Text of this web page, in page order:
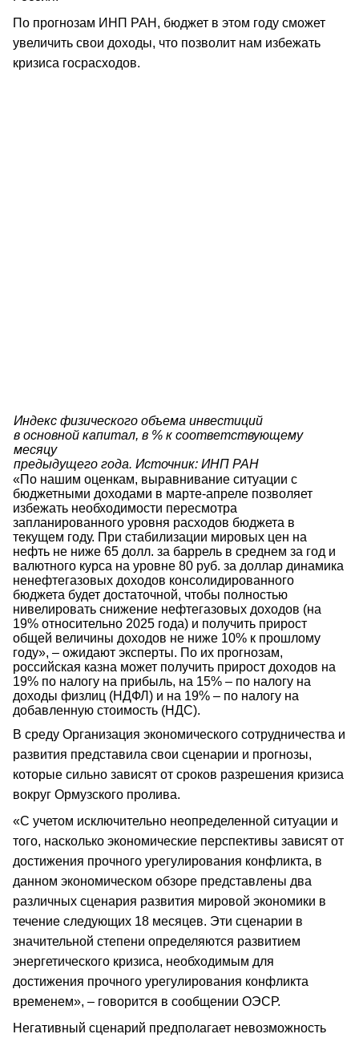
По прогнозам ИНП РАН, бюджет в этом году сможет
увеличить свои доходы, что позволит нам избежать
кризиса госрасходов.
Индекс физического объема инвестиций
в основной капитал, в % к соответствующему
месяцу
предыдущего года. Источник: ИНП РАН
«По нашим оценкам, выравнивание ситуации с
бюджетными доходами в марте-апреле позволяет
избежать необходимости пересмотра
запланированного уровня расходов бюджета в
текущем году. При стабилизации мировых цен на
нефть не ниже 65 долл. за баррель в среднем за год и
валютного курса на уровне 80 руб. за доллар динамика
ненефтегазовых доходов консолидированного
бюджета будет достаточной, чтобы полностью
нивелировать снижение нефтегазовых доходов (на
19% относительно 2025 года) и получить прирост
общей величины доходов не ниже 10% к прошлому
году», – ожидают эксперты. По их прогнозам,
российская казна может получить прирост доходов на
19% по налогу на прибыль, на 15% – по налогу на
доходы физлиц (НДФЛ) и на 19% – по налогу на
добавленную стоимость (НДС).
В среду Организация экономического сотрудничества и
развития представила свои сценарии и прогнозы,
которые сильно зависят от сроков разрешения кризиса
вокруг Ормузского пролива.
«С учетом исключительно неопределенной ситуации и
того, насколько экономические перспективы зависят от
достижения прочного урегулирования конфликта, в
данном экономическом обзоре представлены два
различных сценария развития мировой экономики в
течение следующих 18 месяцев. Эти сценарии в
значительной степени определяются развитием
энергетического кризиса, необходимым для
достижения прочного урегулирования конфликта
временем», – говорится в сообщении ОЭСР.
Негативный сценарий предполагает невозможность